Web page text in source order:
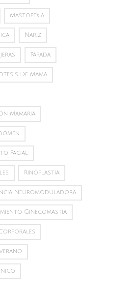
Mastopexia
Nariz
Papada
De Mama
Mamaria
Facial
Rinoplastia
Neuromoduladora
Ginecomastia
Verano